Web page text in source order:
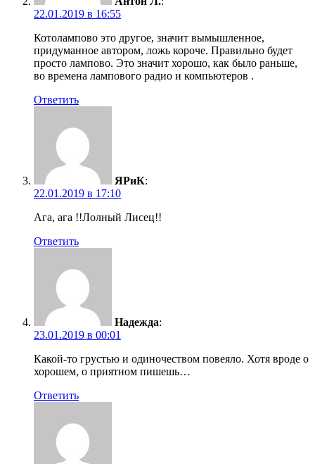
22.01.2019 в 16:55
Котолампово это другое, значит вымышленное,
придуманное автором, ложь короче. Правильно будет
просто лампово. Это значит хорошо, как было раньше,
во времена лампового радио и компьютеров .
Ответить
ЯРиК:
22.01.2019 в 17:10
Ага, ага !!Лолный Лисец!!
Ответить
Надежда:
23.01.2019 в 00:01
Какой-то грустью и одиночеством повеяло. Хотя вроде о
хорошем, о приятном пишешь…
Ответить